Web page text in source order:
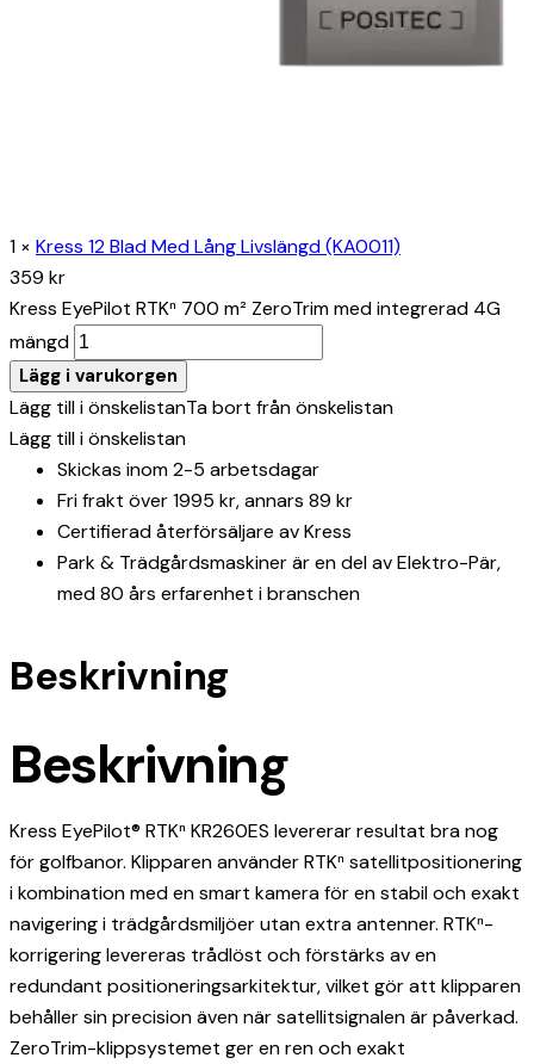
1 × Kress 12 Blad Med Lång Livslängd (KA0011)
359 kr
Kress EyePilot RTKⁿ 700 m² ZeroTrim med integrerad 4G
mängd
Lägg i varukorgen
Lägg till i önskelistanTa bort från önskelistan
Lägg till i önskelistan
Skickas inom 2-5 arbetsdagar
Fri frakt över 1995 kr, annars 89 kr
Certifierad återförsäljare av Kress
Park & Trädgårdsmaskiner är en del av Elektro-Pär,
med 80 års erfarenhet i branschen
Beskrivning
Beskrivning
Kress EyePilot® RTKⁿ KR260ES levererar resultat bra nog
för golfbanor. Klipparen använder RTKⁿ satellitpositionering
i kombination med en smart kamera för en stabil och exakt
navigering i trädgårdsmiljöer utan extra antenner. RTKⁿ-
korrigering levereras trådlöst och förstärks av en
redundant positioneringsarkitektur, vilket gör att klipparen
behåller sin precision även när satellitsignalen är påverkad.
ZeroTrim-klippsystemet ger en ren och exakt